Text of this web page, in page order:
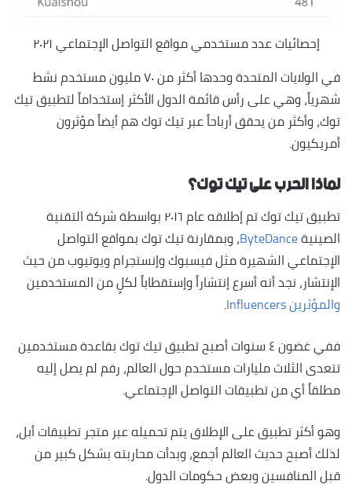
إحصائيات عدد مستخدمي مواقع التواصل الإجتماعي ٢٠٢١
في الولايات المتحدة وحدها أكثر من ٧٠ مليون مستخدم نشط
شهرياً، وهي على رأس قائمة الدول الأكثر إستخداماً لتطبيق تيك
توك، وأكثر من يحقق أرباحاً عبر تيك توك هم أيضاً مؤثرون
أمريكيون.
لماذا الحرب على تيك توك؟
تطبيق تيك توك تم إطلاقه عام ٢٠١٦ بواسطة شركة التقنية
الصينيةByteDance، وبمقارنة تيك توك بمواقع التواصل
الإجتماعي الشهيرة مثل فيسبوك وإنستجرام ويوتيوب من حيث
الإنتشار، نجد أنه أسرع إنتشاراً وإستقطاباً لكلٍ من المستخدمين
والمؤثرين Influencers
.
ففي غضون ٤ سنوات أصبح تطبيق تيك توك بقاعدة مستخدمين
تتعدى الثلاث مليارات مستخدم حول العالم، رقم لم يصل إليه
مطلقاً أي من تطبيقات التواصل الإجتماعي.
وهو أكثر تطبيق على الإطلاق يتم تحميله عبر متجر تطبيقات أبل،
لذلك أصبح حديث العالم أجمع، وبدأت محاربته بشكل كبير من
قبل المنافسين وبعض حكومات الدول.